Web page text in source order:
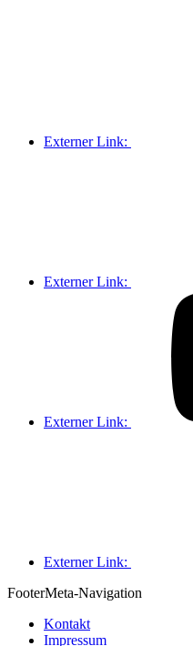
Externer Link:
Externer Link:
Externer Link:
Externer Link:
FooterMeta-Navigation
Kontakt
Impressum